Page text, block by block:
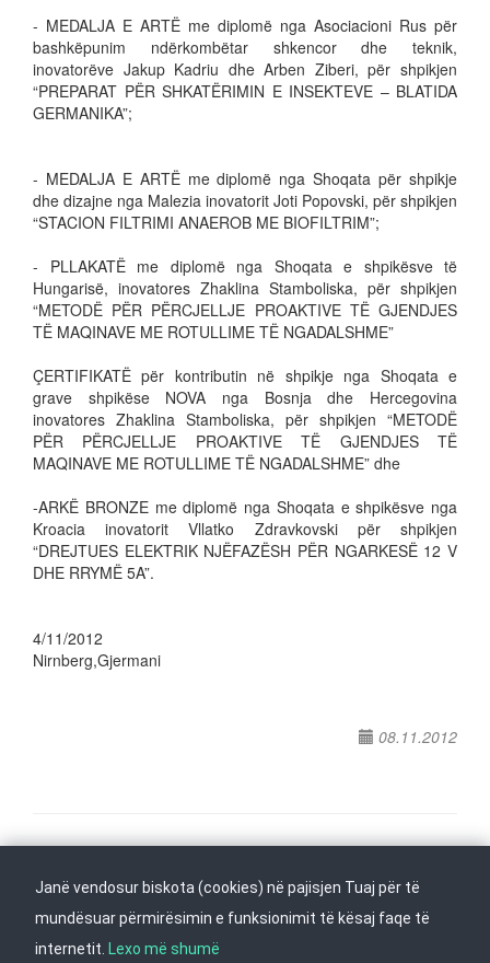
- MEDALJA E ARTË me diplomë nga Asociacioni Rus për
bashkëpunim ndërkombëtar shkencor dhe teknik,
inovatorëve Jakup Kadriu dhe Arben Ziberi, për shpikjen
“PREPARAT PËR SHKATËRIMIN E INSEKTEVE – BLATIDA
GERMANIKA”;
- MEDALJA E ARTË me diplomë nga Shoqata për shpikje
dhe dizajne nga Malezia inovatorit Joti Popovski, për shpikjen
“STACION FILTRIMI ANAEROB ME BIOFILTRIM”;
- PLLAKATË me diplomë nga Shoqata e shpikësve të
Hungarisë, inovatores Zhaklina Stamboliska, për shpikjen
“METODË PËR PËRCJELLJE PROAKTIVE TË GJENDJES
TË MAQINAVE ME ROTULLIME TË NGADALSHME”
ÇERTIFIKATË për kontributin në shpikje nga Shoqata e
grave shpikëse NOVA nga Bosnja dhe Hercegovina
inovatores Zhaklina Stamboliska, për shpikjen “METODË
PËR PËRCJELLJE PROAKTIVE TË GJENDJES TË
MAQINAVE ME ROTULLIME TË NGADALSHME” dhe
-ARKË BRONZE me diplomë nga Shoqata e shpikësve nga
Kroacia inovatorit Vllatko Zdravkovski për shpikjen
“DREJTUES ELEKTRIK NJËFAZËSH PËR NGARKESË 12 V
DHE RRYMË 5A”.
4/11/2012
Nirnberg,Gjermani
08.11.2012
Kthehu në fillim Na ndiqni në
Janë vendosur biskota (cookies) në pajisjen Tuaj për të
mundësuar përmirësimin e funksionimit të kësaj faqe të
internetit. Lexo më shumë